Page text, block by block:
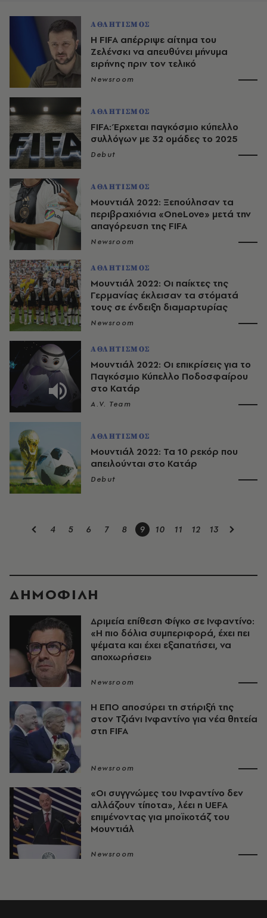
ΑΘΛΗΤΙΣΜΟΣ
Η FIFA απέρριψε αίτημα του
Ζελένσκι να απευθύνει μήνυμα
ειρήνης πριν τον τελικό
Newsroom
ΑΘΛΗΤΙΣΜΟΣ
FIFA: Έρχεται παγκόσμιο κύπελλο
συλλόγων με 32 ομάδες το 2025
Debut
ΑΘΛΗΤΙΣΜΟΣ
Μουντιάλ 2022: Ξεπούλησαν τα
περιβραχιόνια «OneLove» μετά την
απαγόρευση της FIFA
Newsroom
ΑΘΛΗΤΙΣΜΟΣ
Μουντιάλ 2022: Oι παίκτες της
Γερμανίας έκλεισαν τα στόματά
τους σε ένδειξη διαμαρτυρίας
Newsroom
ΑΘΛΗΤΙΣΜΟΣ
Μουντιάλ 2022: Οι επικρίσεις για το
Παγκόσμιο Κύπελλο Ποδοσφαίρου
στο Κατάρ
A.V. Team
ΑΘΛΗΤΙΣΜΟΣ
Μουντιάλ 2022: Τα 10 ρεκόρ που
απειλούνται στο Κατάρ
Debut
4 5 6 7 8 9 10 11 12 13
ΔΗΜΟΦΙΛΗ
Δριμεία επίθεση Φίγκο σε Ινφαντίνο:
«Η πιο δόλια συμπεριφορά, έχει πει
ψέματα και έχει εξαπατήσει, να
αποχωρήσει»
Newsroom
Η ΕΠΟ αποσύρει τη στήριξή της
στον Τζιάνι Ινφαντίνο για νέα θητεία
στη FIFA
Newsroom
«Οι συγγνώμες του Ινφαντίνο δεν
αλλάζουν τίποτα», λέει η UEFA
επιμένοντας για μποϊκοτάζ του
Μουντιάλ
Newsroom